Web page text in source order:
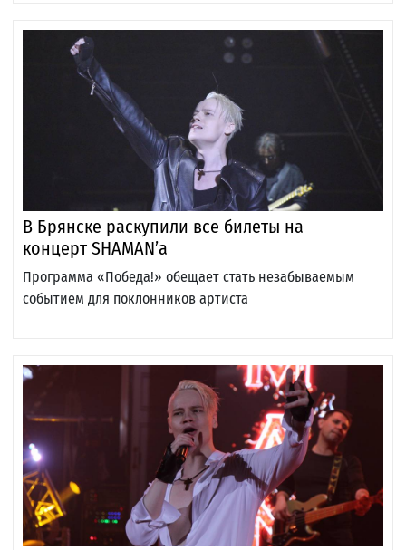
В Брянске раскупили все билеты на
концерт SHAMAN’а
Программа «Победа!» обещает стать незабываемым
событием для поклонников артиста